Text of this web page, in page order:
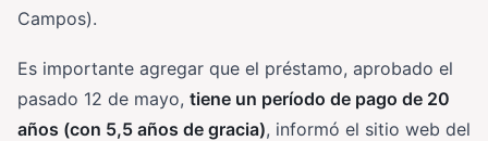
Campos).
Es importante agregar que el préstamo, aprobado el
pasado 12 de mayo, tiene un período de pago de 20
años (con 5,5 años de gracia), informó el sitio web del